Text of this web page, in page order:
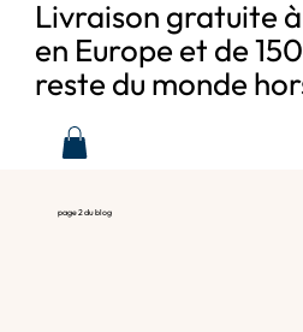
Livraison gratuite
en Europe et de
reste du monde
page 2 du blog